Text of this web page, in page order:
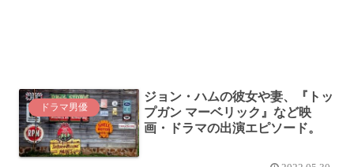
ドラマ男優
ジョン・ハムの彼女や妻、『トッ
プガン マーベリック』など映
画・ドラマの出演エピソード。